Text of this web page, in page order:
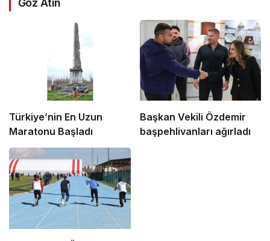
Göz Atın
Türkiye’nin En Uzun
Maratonu Başladı
Başkan Vekili Özdemir
başpehlivanları ağırladı